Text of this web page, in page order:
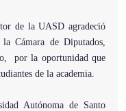
de la UASD agradeció
Cámara de Diputados,
por la oportunidad que
de la academia.
Autónoma de Santo